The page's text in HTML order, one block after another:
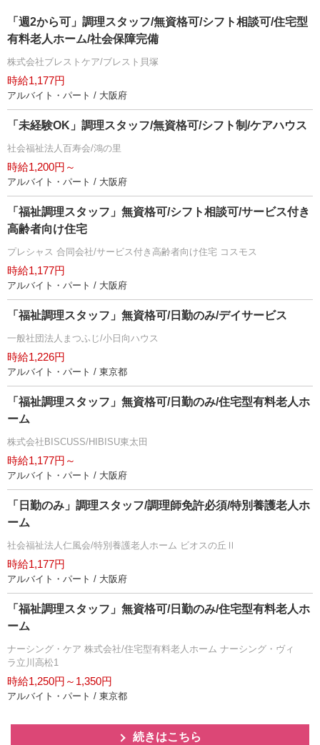
「週2から可」調理スタッフ/無資格可/シフト相談可/住宅型
有料老人ホーム/社会保障完備
株式会社ブレストケア/ブレスト貝塚
時給1,177円
アルバイト・パート / 大阪府
「未経験OK」調理スタッフ/無資格可/シフト制/ケアハウス
社会福祉法人百寿会/鴻の里
時給1,200円～
アルバイト・パート / 大阪府
「福祉調理スタッフ」無資格可/シフト相談可/サービス付き
高齢者向け住宅
プレシャス 合同会社/サービス付き高齢者向け住宅 コスモス
時給1,177円
アルバイト・パート / 大阪府
「福祉調理スタッフ」無資格可/日勤のみ/デイサービス
一般社団法人まつふじ/小日向ハウス
時給1,226円
アルバイト・パート / 東京都
「福祉調理スタッフ」無資格可/日勤のみ/住宅型有料老人ホ
ーム
株式会社BISCUSS/HIBISU東太田
時給1,177円～
アルバイト・パート / 大阪府
「日勤のみ」調理スタッフ/調理師免許必須/特別養護老人ホ
ーム
社会福祉法人仁風会/特別養護老人ホーム ビオスの丘Ⅱ
時給1,177円
アルバイト・パート / 大阪府
「福祉調理スタッフ」無資格可/日勤のみ/住宅型有料老人ホ
ーム
ナーシング・ケア 株式会社/住宅型有料老人ホーム ナーシング・ヴィ
ラ立川高松1
時給1,250円～1,350円
アルバイト・パート / 東京都
続きはこちら